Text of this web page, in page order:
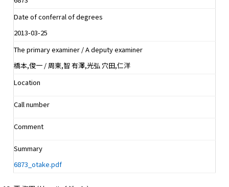
Date of conferral of degrees
2013-03-25
The primary examiner / A deputy examiner
橋本,俊一 / 周東,智 有澤,光弘 穴田,仁洋
Location
Call number
Comment
Summary
6873_otake.pdf